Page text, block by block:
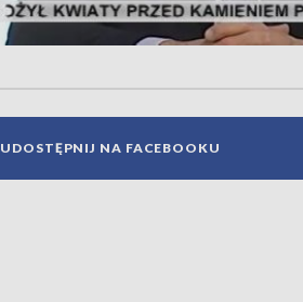
UDOSTĘPNIJ NA FACEBOOKU